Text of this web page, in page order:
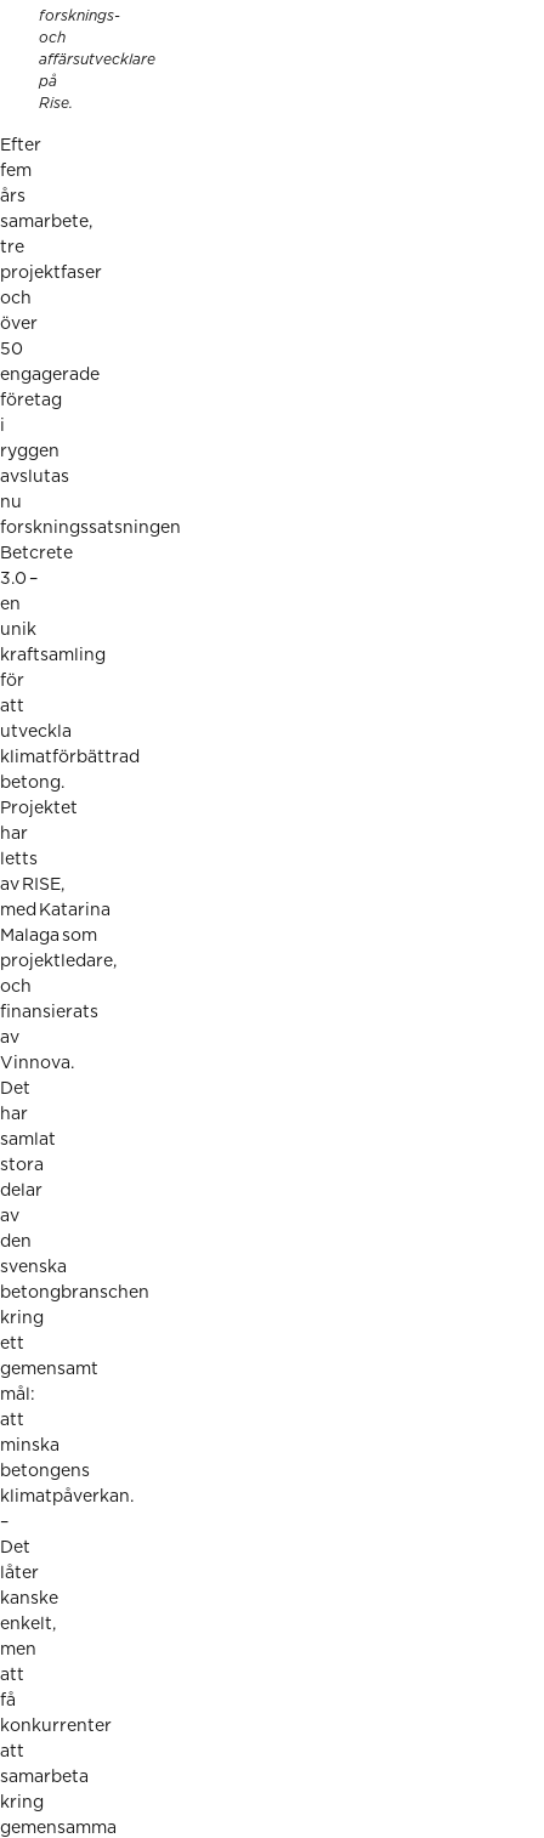
forsknings-
och
affärsutvecklare
på
Rise.
Efter
fem
års
samarbete,
tre
projektfaser
och
över
50
engagerade
företag
i
ryggen
avslutas
nu
forskningssatsningen
Betcrete
3.0 –
en
unik
kraftsamling
för
att
utveckla
klimatförbättrad
betong.
Projektet
har
letts
av RISE,
med Katarina
Malaga som
projektledare,
och
finansierats
av
Vinnova.
Det
har
samlat
stora
delar
av
den
svenska
betongbranschen
kring
ett
gemensamt
mål:
att
minska
betongens
klimatpåverkan.
–
Det
låter
kanske
enkelt,
men
att
få
konkurrenter
att
samarbeta
kring
gemensamma